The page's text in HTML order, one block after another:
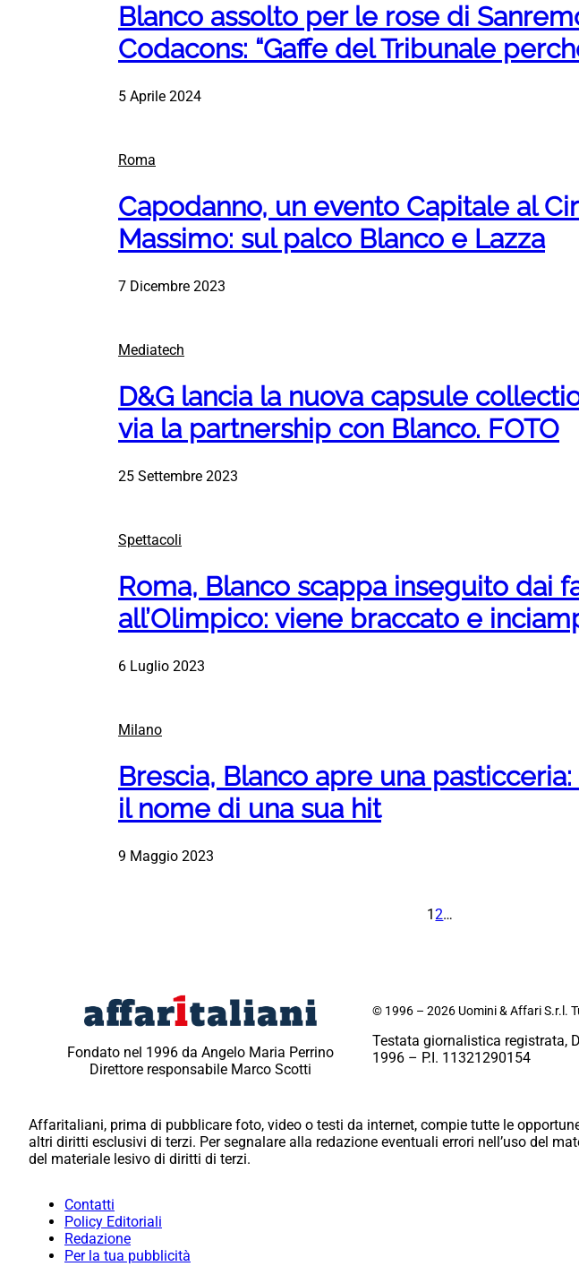
Blanco assolto per le rose di
Codacons: “Gaffe del Tribunale
5 Aprile 2024
Roma
Capodanno, un evento Capitale al
Massimo: sul palco Blanco e Lazza
7 Dicembre 2023
Mediatech
D&G lancia la nuova capsule
via la partnership con Blanco. FOTO
25 Settembre 2023
Spettacoli
Roma, Blanco scappa inseguito dai
all’Olimpico: viene braccato e
6 Luglio 2023
Milano
Brescia, Blanco apre una pasticceria:
il nome di una sua hit
9 Maggio 2023
12…
Fondato nel 1996 da Angelo Maria Perrino
Direttore responsabile Marco Scotti
© 1996 – 2026 Uomini & Affari S.r.l.
Testata giornalistica registrata,
1996 – P.I. 11321290154
Affaritaliani, prima di pubblicare foto, video o testi da internet, compie tutte le
altri diritti esclusivi di terzi. Per segnalare alla redazione eventuali errori nell’uso del
del materiale lesivo di diritti di terzi.
Contatti
Policy Editoriali
Redazione
Per la tua pubblicità